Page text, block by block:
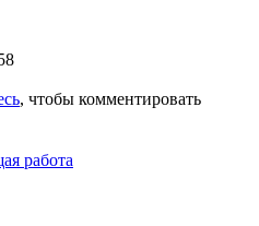
, чтобы комментировать
работа